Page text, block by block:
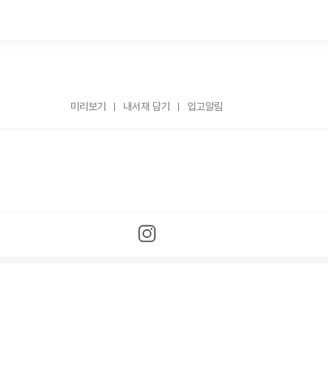
미리보기 내서재 담기 입고알림